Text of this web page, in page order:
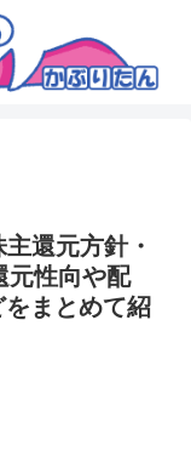
還元方針・
元性向や配
まとめて紹